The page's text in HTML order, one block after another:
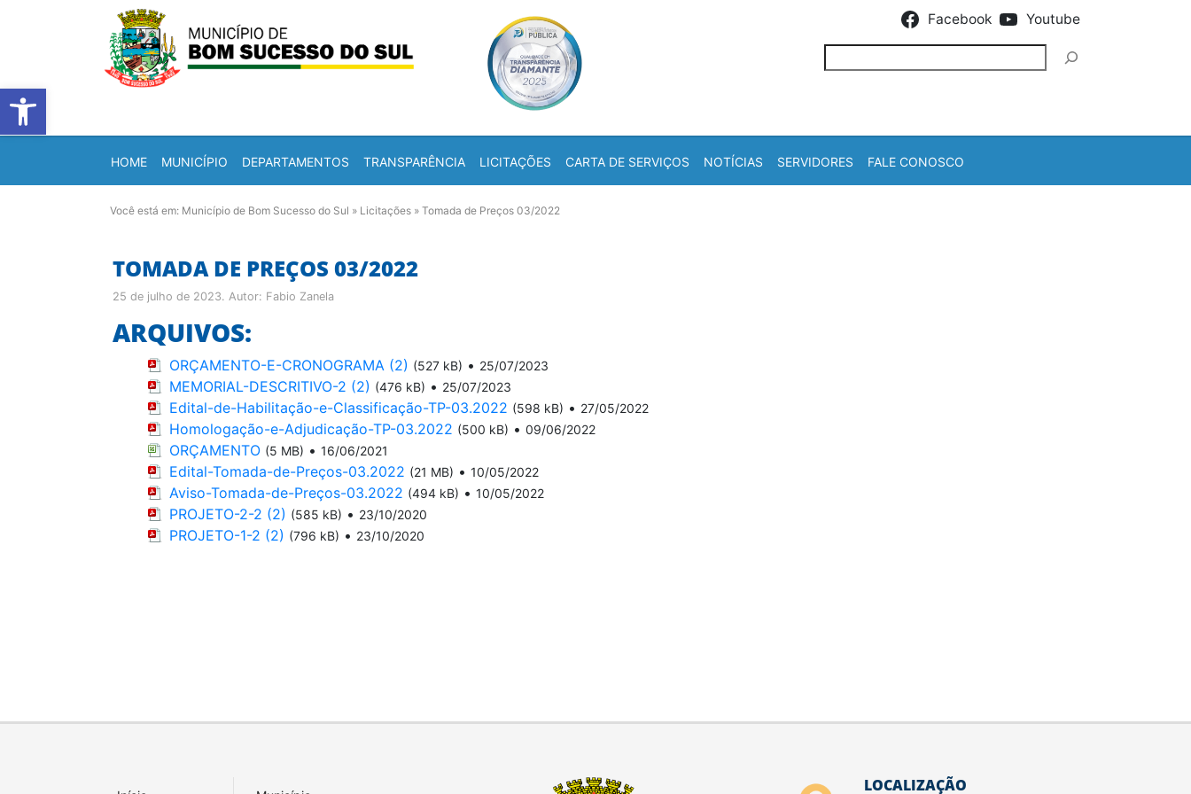
Barra de Ferramentas Aberta
Facebook Youtube
HOME MUNICÍPIO DEPARTAMENTOS TRANSPARÊNCIA LICITAÇÕES CARTA DE SERVIÇOS NOTÍCIAS SERVIDORES FALE CONOSCO
Você está em: Município de Bom Sucesso do Sul » Licitações » Tomada de Preços 03/2022
TOMADA DE PREÇOS 03/2022
25 de julho de 2023. Autor: Fabio Zanela
ARQUIVOS:
ORÇAMENTO-E-CRONOGRAMA (2) (527 kB) • 25/07/2023
MEMORIAL-DESCRITIVO-2 (2) (476 kB) • 25/07/2023
Edital-de-Habilitação-e-Classificação-TP-03.2022 (598 kB) • 27/05/2022
Homologação-e-Adjudicação-TP-03.2022 (500 kB) • 09/06/2022
ORÇAMENTO (5 MB) • 16/06/2021
Edital-Tomada-de-Preços-03.2022 (21 MB) • 10/05/2022
Aviso-Tomada-de-Preços-03.2022 (494 kB) • 10/05/2022
PROJETO-2-2 (2) (585 kB) • 23/10/2020
PROJETO-1-2 (2) (796 kB) • 23/10/2020
LOCALIZAÇÃO